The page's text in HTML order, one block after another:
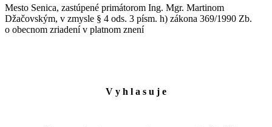
Mesto Senica, zastúpené primátorom Ing. Mgr. Martinom
Džačovským, v zmysle § 4 ods. 3 písm. h) zákona 369/1990 Zb.
o obecnom zriadení v platnom znení
V y h l a s u j e